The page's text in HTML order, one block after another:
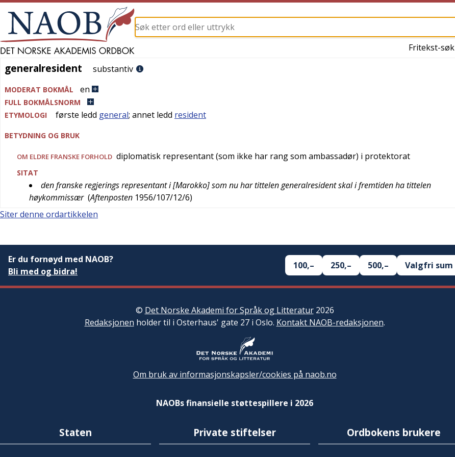
Fritekst-søk
generalresident
generalresident substantiv
MODERAT BOKMÅL en
FULL BOKMÅLSNORM
ETYMOLOGI
første ledd general; annet ledd resident
BETYDNING OG BRUK
OM ELDRE FRANSKE FORHOLD diplomatisk representant (som ikke har rang som ambassadør) i protektorat
SITAT
den franske regjerings representant i [Marokko] som nu har tittelen generalresident skal i fremtiden ha tittelen
høykommissær (Aftenposten 1956/107/12/6)
Siter denne ordartikkelen
Er du fornøyd med NAOB?
Bli med og bidra!
100,– 250,– 500,– Valgfri sum
© Det Norske Akademi for Språk og Litteratur2026
Redaksjonen holder til i Osterhaus' gate 27 i Oslo. Kontakt NAOB-redaksjonen.
Om bruk av informasjonskapsler/cookies på naob.no
NAOBs finansielle støttespillere i 2026
Staten Private stiftelser Ordbokens brukere